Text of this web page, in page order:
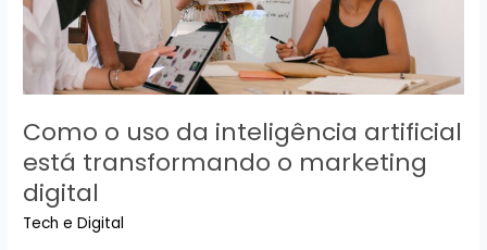
Como o uso da inteligência artificial
está transformando o marketing
digital
Tech e Digital